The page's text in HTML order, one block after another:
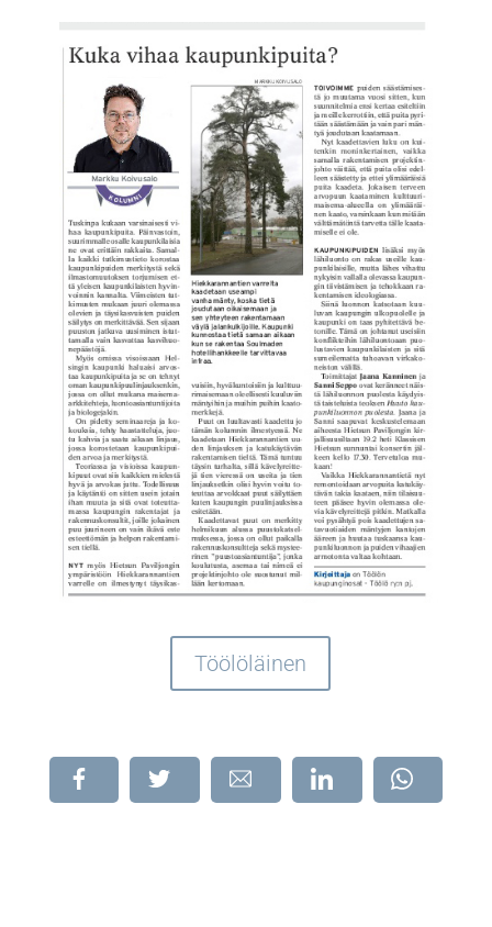
Töölöläinen